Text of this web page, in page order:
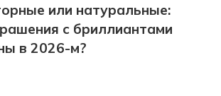
или натуральные:
с бриллиантами
в 2026-м?